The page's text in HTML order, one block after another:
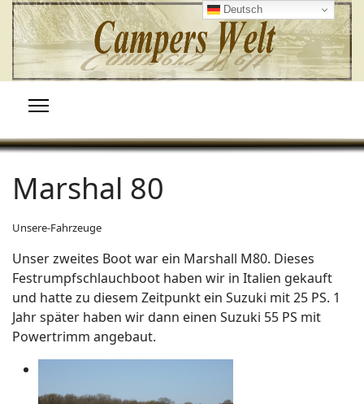
Deutsch
Marshal 80
Unsere-Fahrzeuge
Unser zweites Boot war ein Marshall M80. Dieses
Festrumpfschlauchboot haben wir in Italien gekauft
und hatte zu diesem Zeitpunkt ein Suzuki mit 25 PS. 1
Jahr später haben wir dann einen Suzuki 55 PS mit
Powertrimm angebaut.